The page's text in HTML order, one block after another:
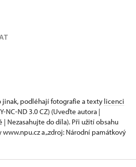
podléhají fotografie a texty licenci
NC-ND 3.0 CZ) (Uveďte autora |
Nezasahujte do díla). Při užití obsahu
a „zdroj: Národní památkový